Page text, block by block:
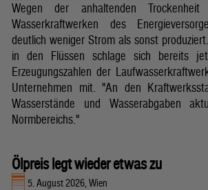
Wegen der anhaltenden
Wasserkraftwerken des
deutlich weniger Strom als sonst
in den Flüssen schlage sich bereits
Erzeugungszahlen der
Unternehmen mit. "An den
Wasserstände und Wasserabgaben
Normbereichs."
Ölpreis legt wieder etwas zu
5. August 2026, Wien